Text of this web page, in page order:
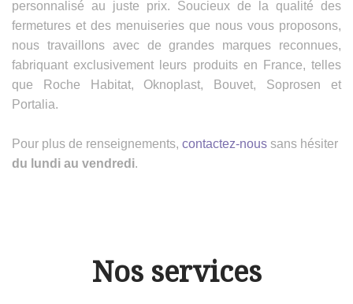
personnalisé au juste prix. Soucieux de la qualité des
fermetures et des menuiseries que nous vous proposons,
nous travaillons avec de grandes marques reconnues,
fabriquant exclusivement leurs produits en France, telles
que Roche Habitat, Oknoplast, Bouvet, Soprosen et
Portalia.
Pour plus de renseignements, contactez-nous sans hésiter
du lundi au vendredi.
Nos services